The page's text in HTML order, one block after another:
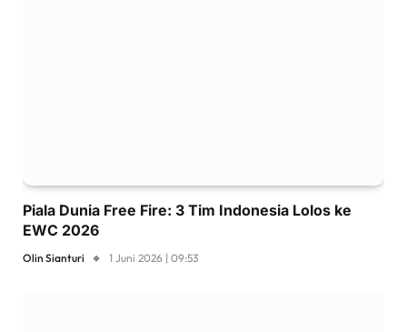
Piala Dunia Free Fire: 3 Tim Indonesia Lolos ke
EWC 2026
Olin Sianturi 1 Juni 2026 | 09:53